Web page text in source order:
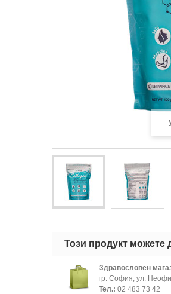
Този продукт можете
Здравословен
гр. София, ул.
Тел.: 02 483 73 42